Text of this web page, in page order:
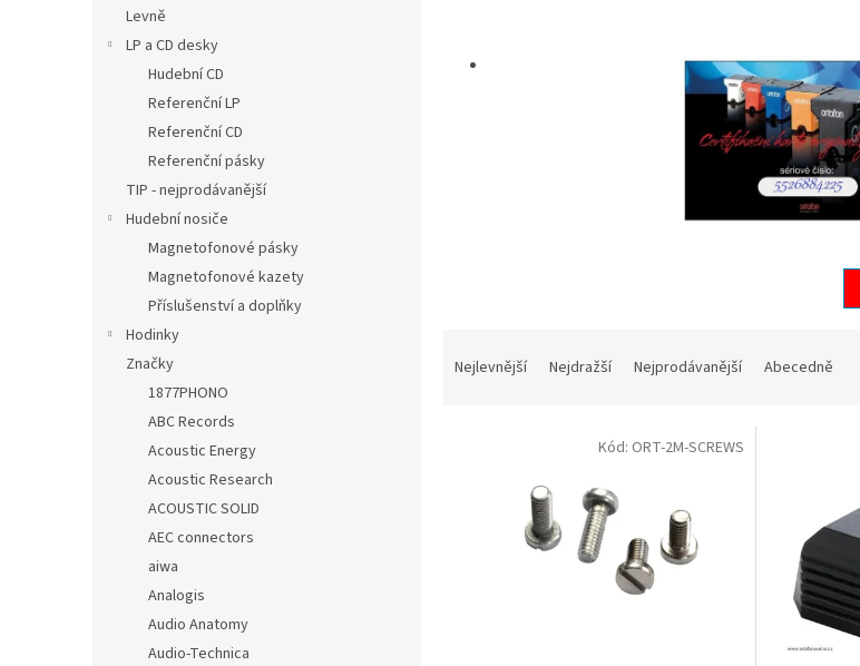
Levně
LP a CD desky
Hudební CD
Referenční LP
Referenční CD
Referenční pásky
TIP - nejprodávanější
Hudební nosiče
Magnetofonové pásky
Magnetofonové kazety
Příslušenství a doplňky
Hodinky
Značky
1877PHONO
ABC Records
Acoustic Energy
Acoustic Research
ACOUSTIC SOLID
AEC connectors
aiwa
Analogis
Audio Anatomy
Audio-Technica
Nejlevnější Nejdražší Nejprodávanější Abecedně
Kód: ORT-2M-SCREWS